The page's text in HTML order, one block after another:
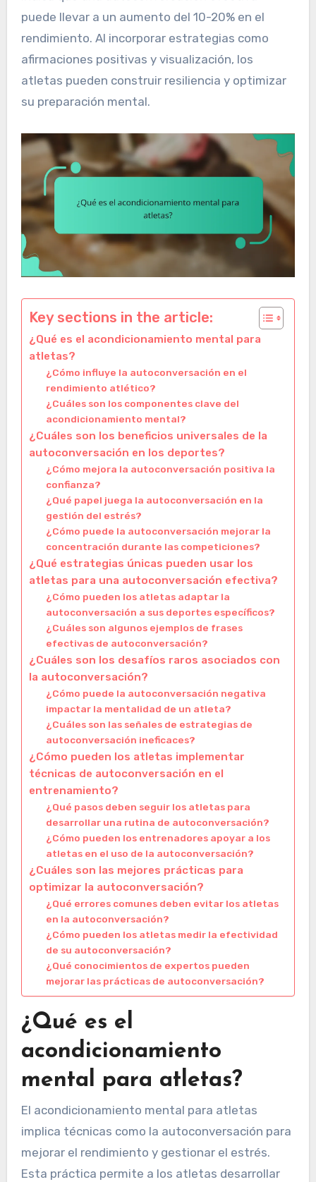
puede llevar a un aumento del 10-20% en el
rendimiento. Al incorporar estrategias como
afirmaciones positivas y visualización, los
atletas pueden construir resiliencia y optimizar
su preparación mental.
Key sections in the article:
¿Qué es el acondicionamiento mental para
atletas?
¿Cómo influye la autoconversación en el
rendimiento atlético?
¿Cuáles son los componentes clave del
acondicionamiento mental?
¿Cuáles son los beneficios universales de la
autoconversación en los deportes?
¿Cómo mejora la autoconversación positiva la
confianza?
¿Qué papel juega la autoconversación en la
gestión del estrés?
¿Cómo puede la autoconversación mejorar la
concentración durante las competiciones?
¿Qué estrategias únicas pueden usar los
atletas para una autoconversación efectiva?
¿Cómo pueden los atletas adaptar la
autoconversación a sus deportes específicos?
¿Cuáles son algunos ejemplos de frases
efectivas de autoconversación?
¿Cuáles son los desafíos raros asociados con
la autoconversación?
¿Cómo puede la autoconversación negativa
impactar la mentalidad de un atleta?
¿Cuáles son las señales de estrategias de
autoconversación ineficaces?
¿Cómo pueden los atletas implementar
técnicas de autoconversación en el
entrenamiento?
¿Qué pasos deben seguir los atletas para
desarrollar una rutina de autoconversación?
¿Cómo pueden los entrenadores apoyar a los
atletas en el uso de la autoconversación?
¿Cuáles son las mejores prácticas para
optimizar la autoconversación?
¿Qué errores comunes deben evitar los atletas
en la autoconversación?
¿Cómo pueden los atletas medir la efectividad
de su autoconversación?
¿Qué conocimientos de expertos pueden
mejorar las prácticas de autoconversación?
¿Qué es el
acondicionamiento
mental para atletas?
El acondicionamiento mental para atletas
implica técnicas como la autoconversación para
mejorar el rendimiento y gestionar el estrés.
Esta práctica permite a los atletas desarrollar